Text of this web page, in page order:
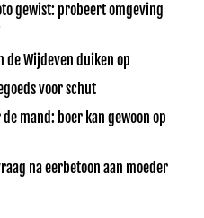
gewist: probeert omgeving
de Wijdeven duiken op
voor schut
mand: boer kan gewoon op
na eerbetoon aan moeder